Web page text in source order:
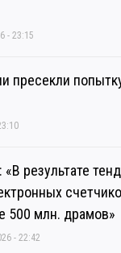
- 23:15
пресекли
результате
500 млн. драмов»
- 22:42